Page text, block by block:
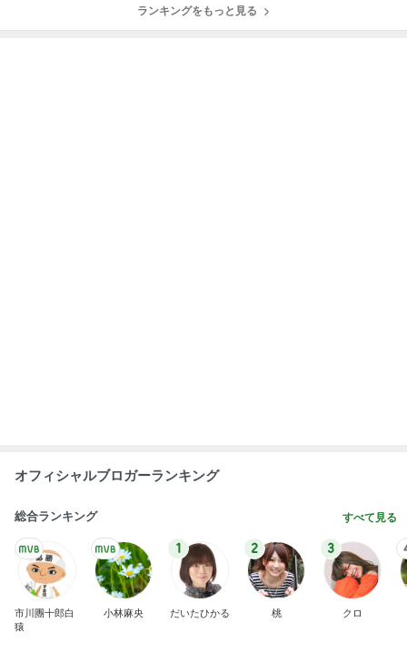
ランキングをもっと見る
オフィシャルブロガーランキング
総合ランキング すべて見る
市川團十郎白
猿
小林麻央
1
だいたひかる
2
桃
3
クロ